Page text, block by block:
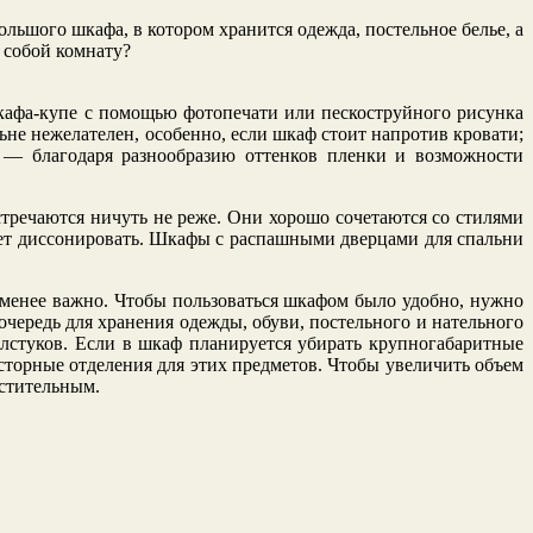
шкафа, в котором хранится одежда, постельное белье, а
комнату?
купе с помощью фотопечати или пескоструйного рисунка
нежелателен, особенно, если шкаф стоит напротив кровати;
благодаря разнообразию оттенков пленки и возможности
ничуть не реже. Они хорошо сочетаются со стилями
диссонировать. Шкафы с распашными дверцами для спальни
важно. Чтобы пользоваться шкафом было удобно, нужно
для хранения одежды, обуви, постельного и нательного
Если в шкаф планируется убирать крупногабаритные
отделения для этих предметов. Чтобы увеличить объем